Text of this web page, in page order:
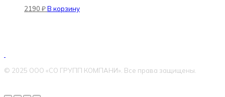
2190 ₽В корзину
© 2025 ООО «СО ГРУПП КОМПАНИ». Все права защищены.